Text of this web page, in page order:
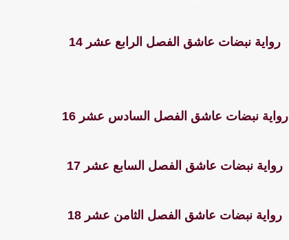
رواية نبضات عاشق الفصل الرابع عشر 14
رواية نبضات عاشق الفصل السادس عشر 16
رواية نبضات عاشق الفصل السابع عشر 17
رواية نبضات عاشق الفصل الثامن عشر 18